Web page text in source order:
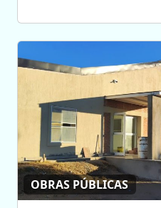
OBRAS PÚBLICAS